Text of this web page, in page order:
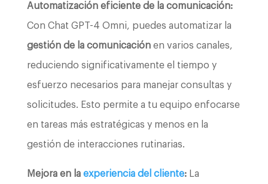
Automatización eficiente de la comunicación:
Con Chat GPT-4 Omni, puedes automatizar la
gestión de la comunicaciónen varios canales,
reduciendo significativamente el tiempo y
esfuerzo necesarios para manejar consultas y
solicitudes. Esto permite a tu equipo enfocarse
en tareas más estratégicas y menos en la
gestión de interacciones rutinarias.
Mejora en laexperiencia del cliente: La